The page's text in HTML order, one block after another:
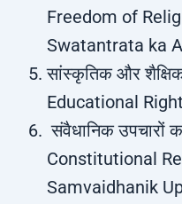
Freedom of
Swatantrata ka
सांस्कृतिक और
Educational
संवैधानिक उपचारों
Constitutional
Samvaidhanik